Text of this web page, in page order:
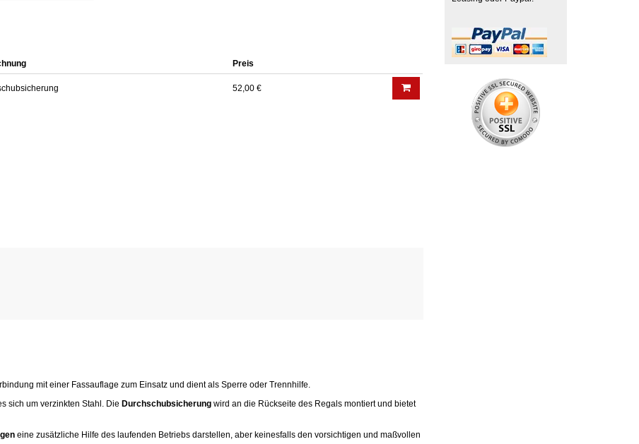
Preis
52,00 €
mit einer Fassauflage zum Einsatz und dient als Sperre oder Trennhilfe.
sich um verzinkten Stahl. Die Durchschubsicherung wird an die Rückseite des Regals montiert und bietet
eine zusätzliche Hilfe des laufenden Betriebs darstellen, aber keinesfalls den vorsichtigen und maßvollen